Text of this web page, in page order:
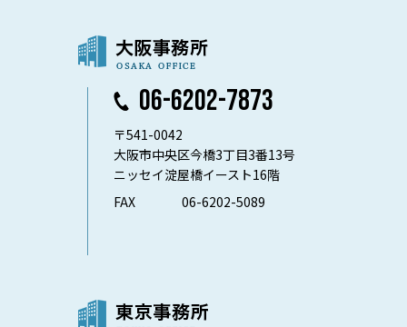
06-6202-7873
〒541-0042
大阪市中央区今橋3丁目3番13号
ニッセイ淀屋橋イースト16階
FAX
06-6202-5089